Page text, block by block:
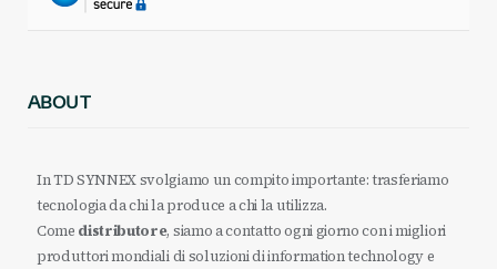
ABOUT
In TD SYNNEX svolgiamo un compito importante: trasferiamo
tecnologia da chi la produce a chi la utilizza.
Come distributore, siamo a contatto ogni giorno con i migliori
produttori mondiali di soluzioni di information technology e